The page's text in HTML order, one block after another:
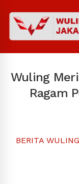
Wuling
Ragam
BERITA WULING